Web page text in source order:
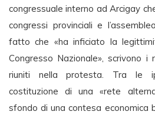
congressuale interno ad Arcigay
congressi provinciali e
fatto che «ha inficiato la
Congresso Nazionale», scrivono i
riuniti nella protesta. Tra le
costituzione di una «rete
sfondo di una contesa economica